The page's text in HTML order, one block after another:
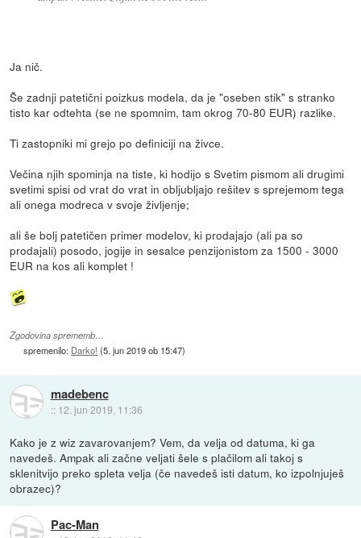
Ja nič.
Še zadnji patetični poizkus modela, da je "oseben stik" s stranko
tisto kar odtehta (se ne spomnim, tam okrog 70-80 EUR) razlike.
Ti zastopniki mi grejo po definiciji na živce.
Večina njih spominja na tiste, ki hodijo s Svetim pismom ali drugimi
svetimi spisi od vrat do vrat in obljubljajo rešitev s sprejemom tega
ali onega modreca v svoje življenje;
ali še bolj patetičen primer modelov, ki prodajajo (ali pa so
prodajali) posodo, jogije in sesalce penzijonistom za 1500 - 3000
EUR na kos ali komplet !
Zgodovina sprememb…
spremenilo: Darko! (5. jun 2019 ob 15:47)
madebenc
:: 12. jun 2019, 11:36
Kako je z wiz zavarovanjem? Vem, da velja od datuma, ki ga
navedeš. Ampak ali začne veljati šele s plačilom ali takoj s
sklenitvijo preko spleta velja (če navedeš isti datum, ko izpolnjuješ
obrazec)?
Pac-Man